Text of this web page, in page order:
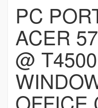
PC
ACER
@
OFFICE